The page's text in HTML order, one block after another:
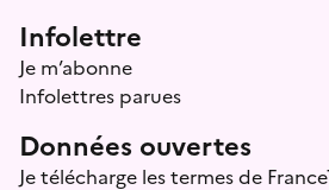
Infolettre
Je m’abonne
Infolettres parues
Données ouvertes
Je télécharge les termes de